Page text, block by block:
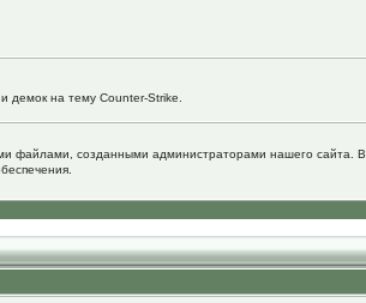
демок на тему Counter-Strike.
файлами, созданными администраторами нашего сайта. В